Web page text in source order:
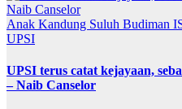
Anak Kandung Suluh Budiman
UPSI
UPSI terus catat kejayaan,
– Naib Canselor